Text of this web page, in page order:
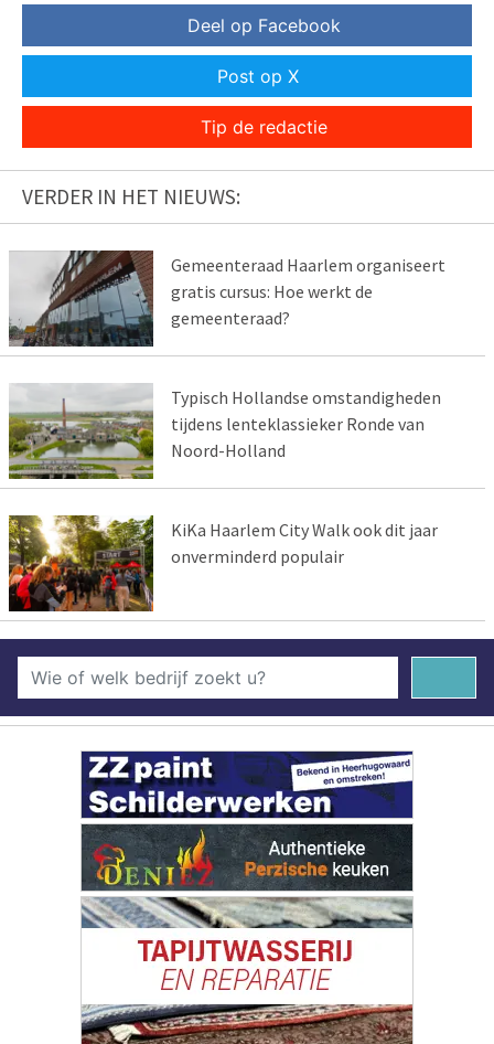
Deel op Facebook
Post op X
Tip de redactie
VERDER IN HET NIEUWS:
Gemeenteraad Haarlem organiseert
gratis cursus: Hoe werkt de
gemeenteraad?
Typisch Hollandse omstandigheden
tijdens lenteklassieker Ronde van
Noord-Holland
KiKa Haarlem City Walk ook dit jaar
onverminderd populair